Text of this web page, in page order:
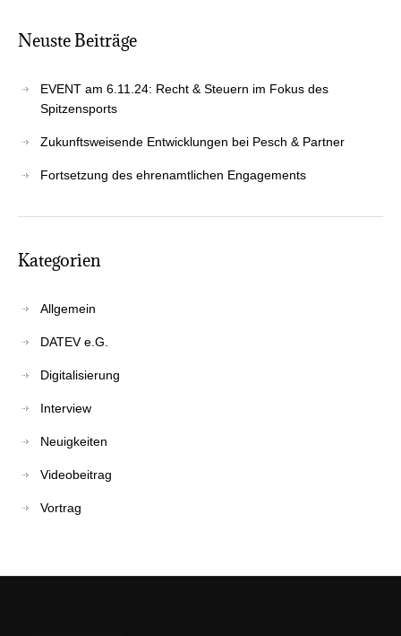
Neus­te Beiträge
EVENT am 6.11.24: Recht & Steu­ern im Fokus des
Spitzensports
Zukunfts­wei­sen­de Ent­wick­lun­gen bei Pesch & Partner
Fort­set­zung des ehren­amt­li­chen Engagements
Kate­go­rien
Allgemein
DATEV e.G.
Digitalisierung
Interview
Neuigkeiten
Videobeitrag
Vortrag